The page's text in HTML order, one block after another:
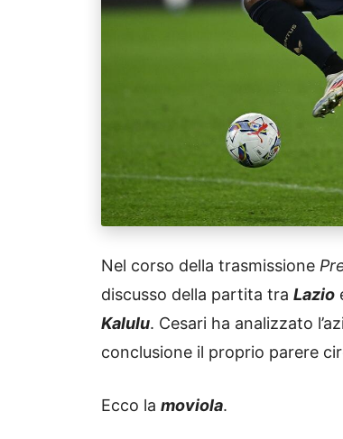
Nel corso della trasmissione
discusso della partita tra Lazio
Kalulu. Cesari ha analizzato
conclusione il proprio parere
Ecco la moviola.